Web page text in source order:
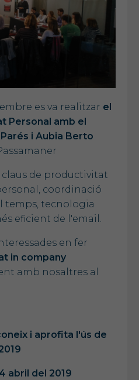
es va realitzar el
Personal amb el
i Aubia Berto
claus de productivitat
coordinació
temps, tecnologia
eficient de l'email.
en fer
in company
amb nosaltres al
i aprofita l'ús de
abril del 2019